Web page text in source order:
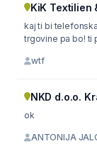
KiK Textilien
kaj ti bi
wtf
NKD d.o.o.
ok
ANTONIJA